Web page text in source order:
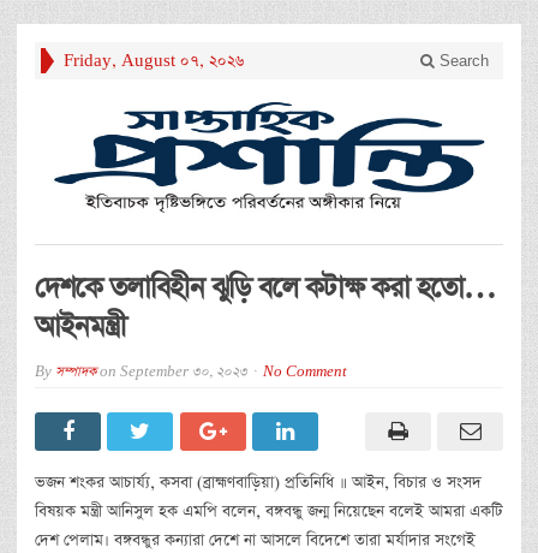
Friday, August 07, 2026 Search
দেশকে তলাবিহীন ঝুড়ি বলে কটাক্ষ করা হতো…
আইনমন্ত্রী
By সম্পাদকon September 30, 2023 No Comment
ভজন শংকর আচার্য্য, কসবা (ব্রাহ্মণবাড়িয়া) প্রতিনিধি ॥ আইন, বিচার ও সংসদ
বিষয়ক মন্ত্রী আনিসুল হক এমপি বলেন, বঙ্গবন্ধু জন্ম নিয়েছেন বলেই আমরা একটি
দেশ পেলাম। বঙ্গবন্ধুর কন্যারা দেশে না আসলে বিদেশে তারা মর্যাদার সংগেই